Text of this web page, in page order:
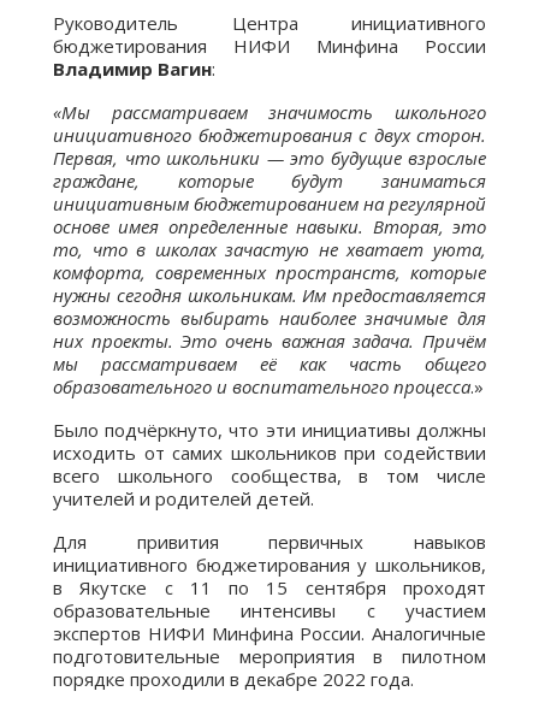
Руководитель Центра инициативного
бюджетирования НИФИ Минфина России
Владимир Вагин:
«Мы рассматриваем значимость школьного
инициативного бюджетирования с двух сторон.
Первая, что школьники — это будущие взрослые
граждане, которые будут заниматься
инициативным бюджетированием на регулярной
основе имея определенные навыки. Вторая, это
то, что в школах зачастую не хватает уюта,
комфорта, современных пространств, которые
нужны сегодня школьникам. Им предоставляется
возможность выбирать наиболее значимые для
них проекты. Это очень важная задача. Причём
мы рассматриваем её как часть общего
образовательного и воспитательного процесса.»
Было подчёркнуто, что эти инициативы должны
исходить от самих школьников при содействии
всего школьного сообщества, в том числе
учителей и родителей детей.
Для привития первичных навыков
инициативного бюджетирования у школьников,
в Якутске с 11 по 15 сентября проходят
образовательные интенсивы с участием
экспертов НИФИ Минфина России. Аналогичные
подготовительные мероприятия в пилотном
порядке проходили в декабре 2022 года.